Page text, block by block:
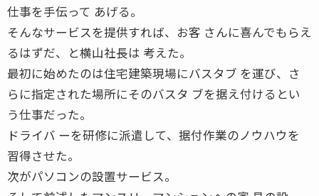
仕事を手伝って あげる。
そんなサービスを提供すれば、お客 さんに喜んでもらえ
るはずだ、と横山社長は 考えた。
最初に始めたのは住宅建築現場にバスタブ を運び、さ
らに指定された場所にそのバスタ ブを据え付けるとい
う仕事だった。
ドライバ ーを研修に派遣して、据付作業のノウハウを
習得させた。
次がパソコンの設置サービス。